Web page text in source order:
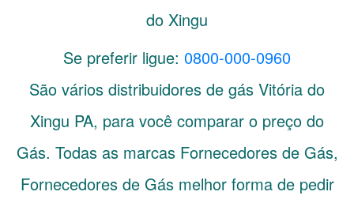
do Xingu
Se preferir ligue: 0800-000-0960
São vários distribuidores de gás Vitória do
Xingu PA, para você comparar o preço do
Gás. Todas as marcas Fornecedores de Gás,
Fornecedores de Gás melhor forma de pedir